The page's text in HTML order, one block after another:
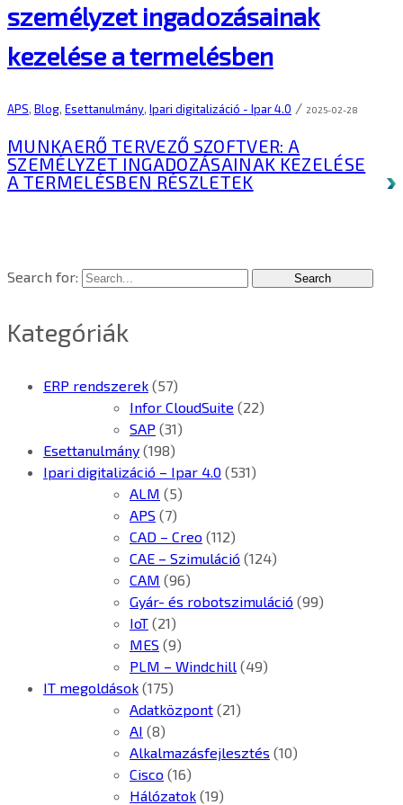
személyzet ingadozásainak
kezelése a termelésben
APS, Blog, Esettanulmány, Ipari digitalizáció - Ipar 4.0 / 2025-02-28
MUNKAERŐ TERVEZŐ SZOFTVER: A
SZEMÉLYZET INGADOZÁSAINAK KEZELÉSE
A TERMELÉSBEN RÉSZLETEK
Search for:
Kategóriák
ERP rendszerek (57)
Infor CloudSuite (22)
SAP (31)
Esettanulmány (198)
Ipari digitalizáció – Ipar 4.0 (531)
ALM (5)
APS (7)
CAD – Creo (112)
CAE – Szimuláció (124)
CAM (96)
Gyár- és robotszimuláció (99)
IoT (21)
MES (9)
PLM – Windchill (49)
IT megoldások (175)
Adatközpont (21)
AI (8)
Alkalmazásfejlesztés (10)
Cisco (16)
Hálózatok (19)